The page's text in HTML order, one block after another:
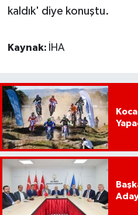
kaldık' diye konuştu.
Kaynak: İHA